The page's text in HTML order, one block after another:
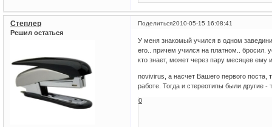
Поделиться2010-05-15 16:08:41
Степлер
Решил остаться
У меня знакомый учился в одном
его.. причем учился на платном.. бросил.
кто знает, может через пару месяцев ему
novivirus, а насчет Вашего первого
работе. Тогда и стереотипы были другие
0